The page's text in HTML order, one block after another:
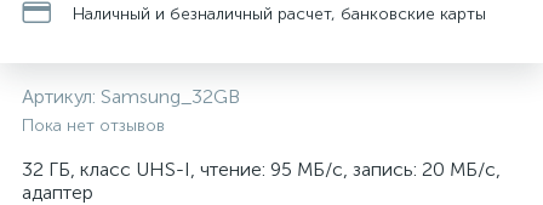
Наличный и безналичный расчет, банковские карты
Артикул: Samsung_32GB
Пока нет отзывов
32 ГБ, класс UHS-I, чтение: 95 МБ/с, запись: 20 МБ/с,
адаптер